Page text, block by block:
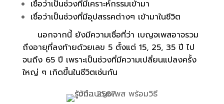
เชื่อว่าเป็นช่วงที่มีเคราะห์กรรมเข้ามา
เชื่อว่าเป็นช่วงที่มีอุปสรรคต่างๆ เข้ามาในชีวิต
นอกจากนี้ ยังมีความเชื่อที่ว่า เบญจเพสอาจรวม
ถึงอายุที่ลงท้ายด้วยเลข 5 ตั้งแต่ 15, 25, 35 ปี ไป
จนถึง 65 ปี เพราะเป็นช่วงที่มีความเปลี่ยนแปลงครั้ง
ใหญ่ ๆ เกิดขึ้นในชีวิตเช่นกัน